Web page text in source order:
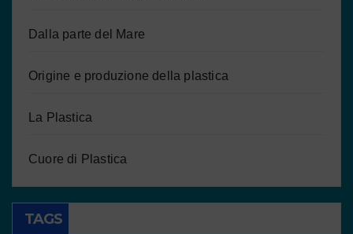
Dalla parte del Mare
Origine e produzione della plastica
La Plastica
Cuore di Plastica
TAGS